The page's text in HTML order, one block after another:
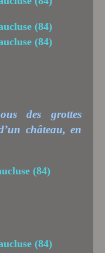
des grottes
château, en